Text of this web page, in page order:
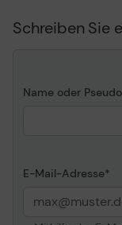
Schreiben Sie
Name oder
E-Mail-Adresse